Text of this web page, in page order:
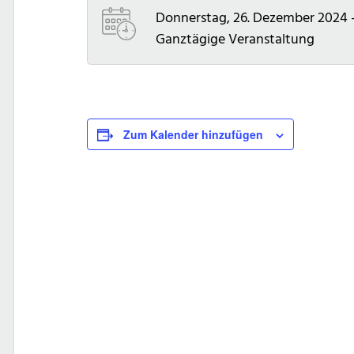
Donnerstag, 26. Dezember 2024
Ganztägige Veranstaltung
Zum Kalender hinzufügen